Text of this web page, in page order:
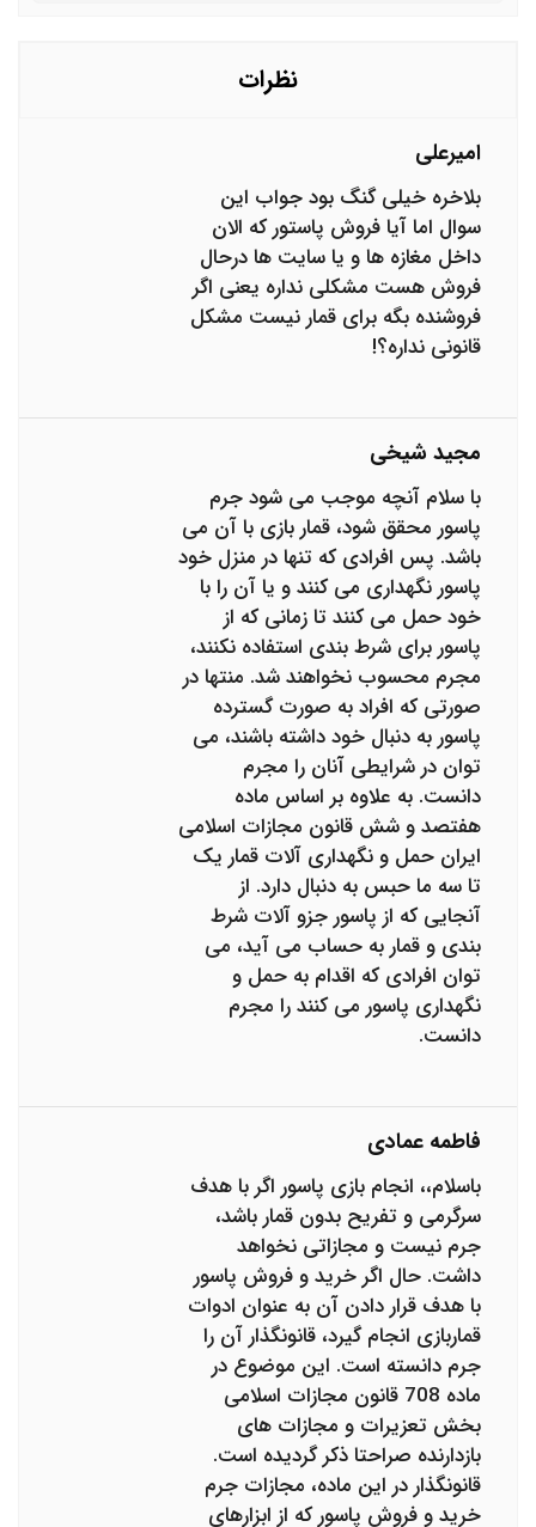
نظرات
امیرعلی
بلاخره خیلی گنگ بود جواب این
سوال اما آیا فروش پاستور که الان
داخل مغازه ها و یا سایت ها درحال
فروش هست مشکلی نداره یعنی اگر
فروشنده بگه برای قمار نیست مشکل
قانونی نداره؟!
مجید شیخی
با سلام آنچه موجب می شود جرم
پاسور محقق شود، قمار بازی با آن می
باشد. پس افرادی که تنها در منزل خود
پاسور نگهداری می کنند و یا آن را با
خود حمل می کنند تا زمانی که از
پاسور برای شرط بندی استفاده نکنند،
مجرم محسوب نخواهند شد. منتها در
صورتی که افراد به صورت گسترده
پاسور به دنبال خود داشته باشند، می
توان در شرایطی آنان را مجرم
دانست. به علاوه بر اساس ماده
هفتصد و شش قانون مجازات اسلامی
ایران حمل و نگهداری آلات قمار یک
تا سه ما حبس به دنبال دارد. از
آنجایی که از پاسور جزو آلات شرط
بندی و قمار به حساب می آید، می
توان افرادی که اقدام به حمل و
نگهداری پاسور می کنند را مجرم
دانست.
فاطمه عمادی
باسلام،، انجام بازی پاسور اگر با هدف
سرگرمی و تفریح بدون قمار باشد،
جرم نیست و مجازاتی نخواهد
داشت. حال اگر خرید و فروش پاسور
با هدف قرار دادن آن به عنوان ادوات
قماربازی انجام گیرد، قانونگذار آن را
جرم دانسته است. این موضوع در
ماده 708 قانون مجازات اسلامی
بخش تعزیرات و مجازات های
بازدارنده صراحتا ذکر گردیده است.
قانونگذار در این ماده، مجازات جرم
خرید و فروش پاسور که از ابزارهای